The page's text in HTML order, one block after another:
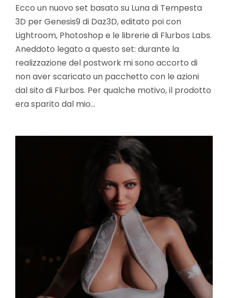
Ecco un nuovo set basato su Luna di Tempesta
3D per Genesis9 di Daz3D, editato poi con
Lightroom, Photoshop e le librerie di Flurbos Labs.
Aneddoto legato a questo set: durante la
realizzazione del postwork mi sono accorto di
non aver scaricato un pacchetto con le azioni
dal sito di Flurbos. Per qualche motivo, il prodotto
era sparito dal mio…